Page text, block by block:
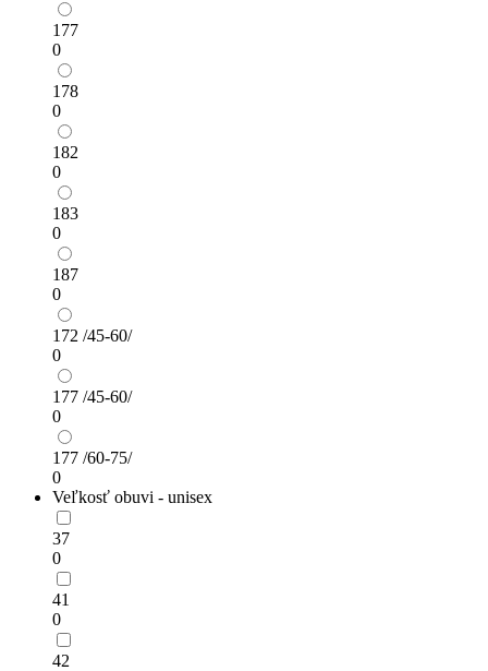
177
0
178
0
182
0
183
0
187
0
172 /45-60/
0
177 /45-60/
0
177 /60-75/
0
Veľkosť obuvi - unisex
37
0
41
0
42